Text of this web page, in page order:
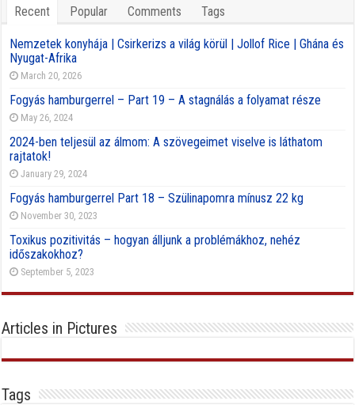
Recent Popular Comments Tags
Nemzetek konyhája | Csirkerizs a világ körül | Jollof Rice | Ghána és
Nyugat-Afrika
March 20, 2026
Fogyás hamburgerrel – Part 19 – A stagnálás a folyamat része
May 26, 2024
2024-ben teljesül az álmom: A szövegeimet viselve is láthatom
rajtatok!
January 29, 2024
Fogyás hamburgerrel Part 18 – Szülinapomra mínusz 22 kg
November 30, 2023
Toxikus pozitivitás – hogyan álljunk a problémákhoz, nehéz
időszakokhoz?
September 5, 2023
Articles in Pictures
Tags